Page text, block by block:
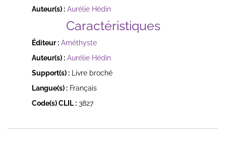
Auteur(s) : Aurélie Hédin
Caractéristiques
Éditeur : Améthyste
Auteur(s) : Aurélie Hédin
Support(s) :Livre broché
Langue(s) :Français
Code(s) CLIL :3827